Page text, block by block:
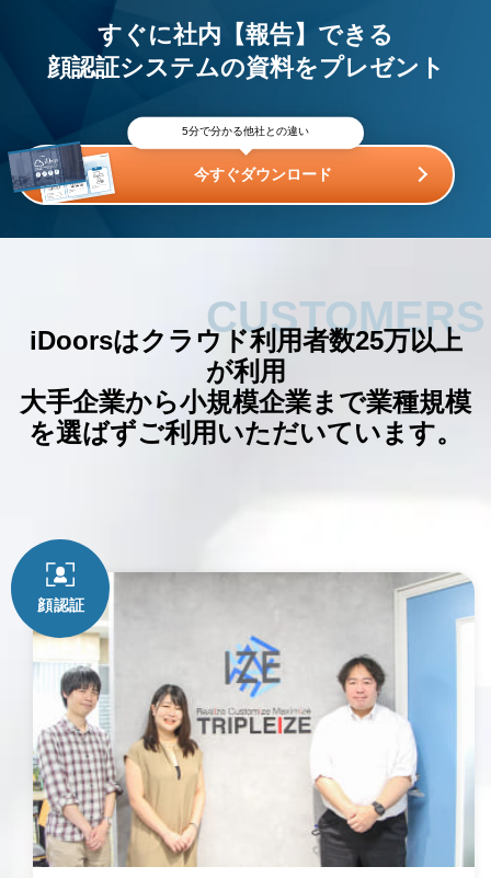
すぐに社内【報告】できる
顔認証システムの資料をプレゼント
5分で分かる他社との違い
今すぐダウンロード
CUSTOMERS
iDoorsはクラウド利用者数25万以上
が利用
大手企業から小規模企業まで業種規模
を選ばずご利用いただいています。